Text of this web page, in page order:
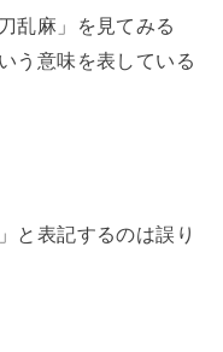
乱麻」を見てみる
う意味を表している
と表記するのは誤り